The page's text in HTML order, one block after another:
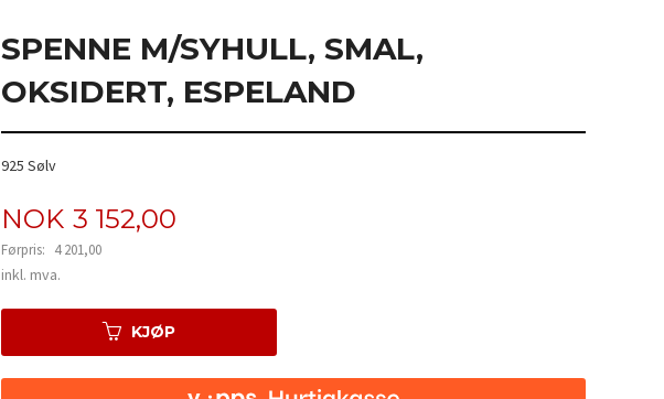
SPENNE M/SYHULL, SMAL,
OKSIDERT, ESPELAND
925 Sølv
Tilbud
NOK 3 152,00
Førpris: 4 201,00
Rabatt
inkl. mva.
KJØP